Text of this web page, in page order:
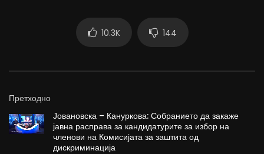
10.3K 144
Претходно
Јовановска – Кануркова: Собранието да закаже
јавна расправа за кандидатурите за избор на
членови на Комисијата за заштита од
дискриминација